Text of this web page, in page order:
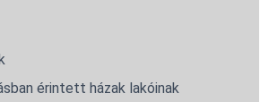
érintett házak lakóinak